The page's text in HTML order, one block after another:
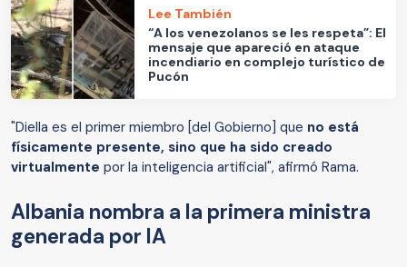
Lee También
“A los venezolanos se les respeta”: El
mensaje que apareció en ataque
incendiario en complejo turístico de
Pucón
"Diella es el primer miembro [del Gobierno] que no está
físicamente presente, sino que ha sido creado
virtualmente por la inteligencia artificial", afirmó Rama.
Albania nombra a la primera ministra
generada por IA